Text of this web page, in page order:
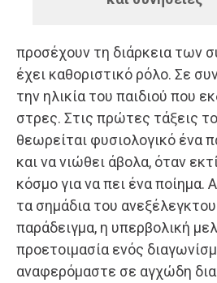
προσέχουν τη διάρκεια των
έχει καθοριστικό ρόλο. Σε
την ηλικία του παιδιού που
στρες. Στις πρώτες τάξεις
θεωρείται φυσιολογικό ένα
και να νιώθει άβολα, όταν
κόσμο για να πει ένα ποίημα.
τα σημάδια του
παράδειγμα, η υπερβολική
προετοιμασία ενός
αναφερόμαστε σε αγχώδη